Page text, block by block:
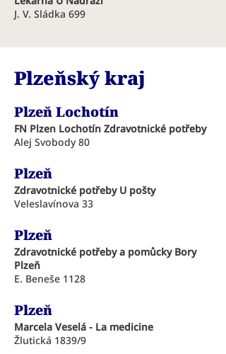
J. V. Sládka 699
Plzeňský kraj
Plzeň Lochotín
FN Plzen Lochotín Zdravotnické potřeby
Alej Svobody 80
Plzeň
Zdravotnické potřeby U pošty
Veleslavínova 33
Plzeň
Zdravotnické potřeby a pomůcky Bory
Plzeň
E. Beneše 1128
Plzeň
Marcela Veselá - La medicine
Žlutická 1839/9